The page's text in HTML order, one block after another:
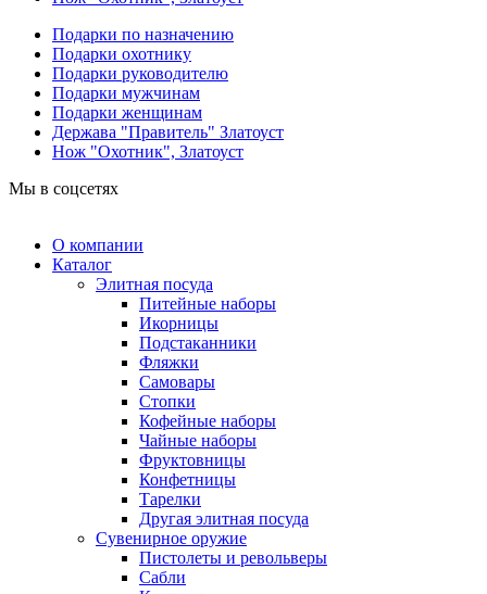
Подарки по назначению
Подарки охотнику
Подарки руководителю
Подарки мужчинам
Подарки женщинам
Держава "Правитель" Златоуст
Нож "Охотник", Златоуст
Мы в соцсетях
О компании
Каталог
Элитная посуда
Питейные наборы
Икорницы
Подстаканники
Фляжки
Самовары
Стопки
Кофейные наборы
Чайные наборы
Фруктовницы
Конфетницы
Тарелки
Другая элитная посуда
Сувенирное оружие
Пистолеты и револьверы
Сабли